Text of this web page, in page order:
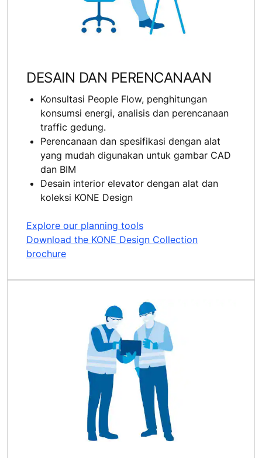
DESAIN DAN PERENCANAAN
Konsultasi People Flow, penghitungan
konsumsi energi, analisis dan perencanaan
traffic gedung.
Perencanaan dan spesifikasi dengan alat
yang mudah digunakan untuk gambar CAD
dan BIM
Desain interior elevator dengan alat dan
koleksi KONE Design
Explore our planning tools
Download the KONE Design Collection
brochure